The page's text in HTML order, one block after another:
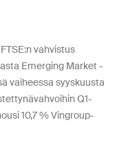
vahvistus
Emerging Market -
vaiheessa syyskuusta
Q1-
10,7 % Vingroup-